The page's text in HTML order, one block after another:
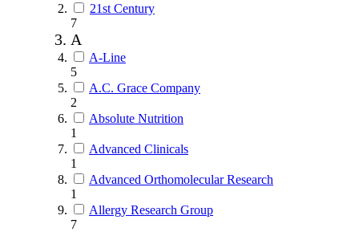
21st Century
7
A
A-Line
5
A.C. Grace Company
2
Absolute Nutrition
1
Advanced Clinicals
1
Advanced Orthomolecular Research
1
Allergy Research Group
7